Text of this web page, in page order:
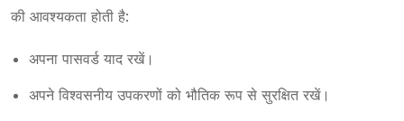
की आवश्यकता होती है:
अपना पासवर्ड याद रखें।
अपने विश्वसनीय उपकरणों को भौतिक रूप से सुरक्षित रखें।